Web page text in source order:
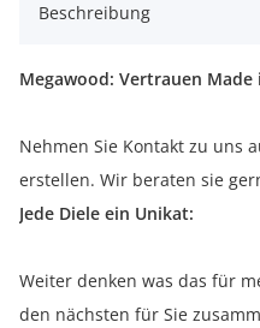
Beschreibung
Megawood: Vertrauen Made
Nehmen Sie Kontakt zu uns
erstellen. Wir beraten sie
Jede Diele ein Unikat:
Weiter denken was das für
den nächsten für Sie